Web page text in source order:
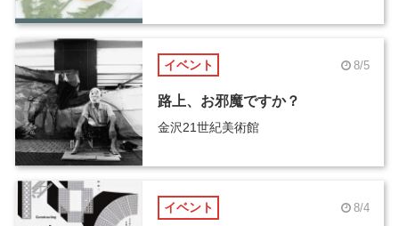
イベント 8/5
路上、お邪魔ですか？
金沢21世紀美術館
イベント 8/4